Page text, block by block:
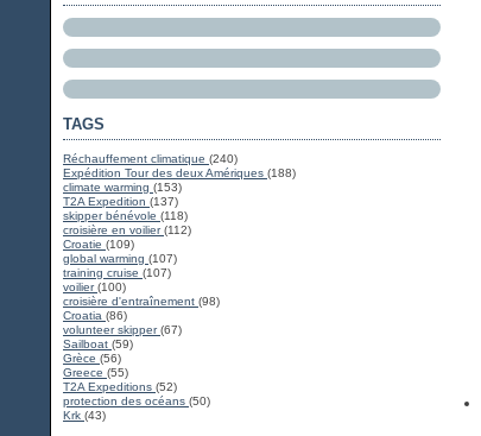
TAGS
Réchauffement climatique (240)
Expédition Tour des deux Amériques (188)
climate warming (153)
T2A Expedition (137)
skipper bénévole (118)
croisière en voilier(112)
Croatie (109)
global warming (107)
training cruise (107)
voilier(100)
croisière d'entraînement (98)
Croatia (86)
volunteer skipper(67)
Sailboat (59)
Grèce (56)
Greece (55)
T2A Expeditions (52)
protection des océans (50)
Krk (43)